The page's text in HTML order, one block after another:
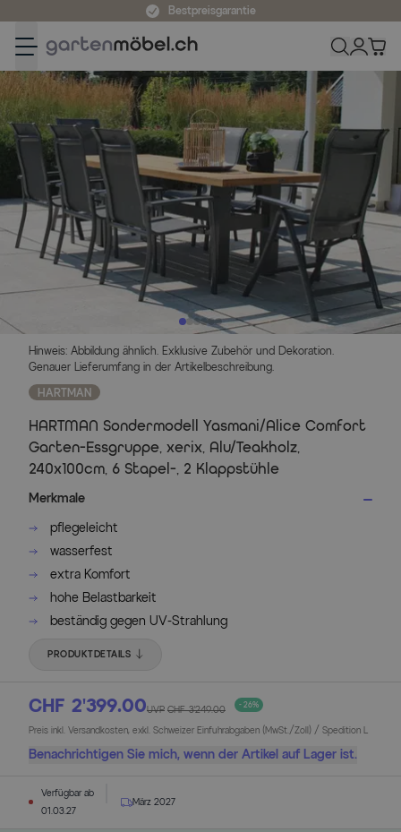
Bestpreisgarantie
Hinweis: Abbildung ähnlich. Exklusive Zubehör und Dekoration.
Genauer Lieferumfang in der Artikelbeschreibung.
HARTMAN
HARTMAN Sondermodell Yasmani/Alice Comfort
Garten-Essgruppe, xerix, Alu/Teakholz,
240x100cm, 6 Stapel-, 2 Klappstühle
Merkmale
pflegeleicht
wasserfest
extra Komfort
hohe Belastbarkeit
beständig gegen UV-Strahlung
PRODUKTDETAILS
CHF 2’399.00UVP CHF 3’249.00 - 26%
Preis inkl. Versandkosten, exkl. Schweizer Einfuhrabgaben (MwSt./Zoll) / Spedition L
Benachrichtigen Sie mich, wenn der Artikel auf Lager ist.
Verfügbar ab
01.03.27
März 2027